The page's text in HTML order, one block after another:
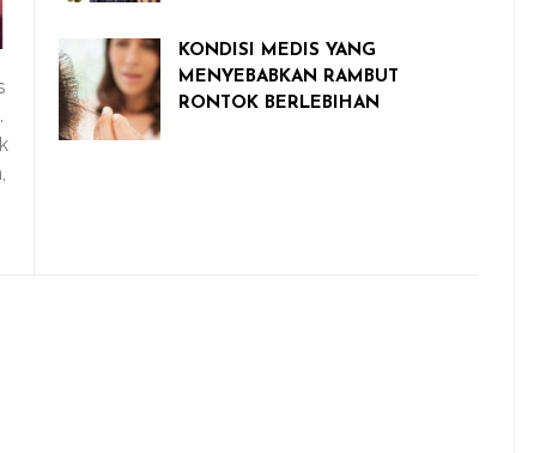
KONDISI MEDIS YANG
MENYEBABKAN RAMBUT
RONTOK BERLEBIHAN